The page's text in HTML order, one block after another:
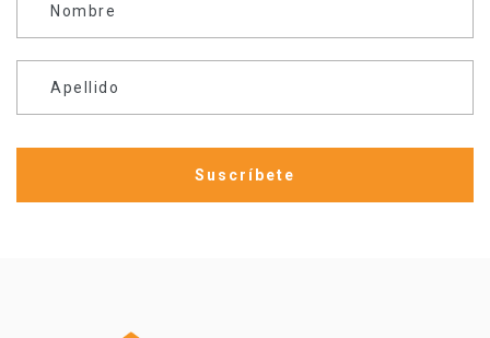
Nombre
Apellido